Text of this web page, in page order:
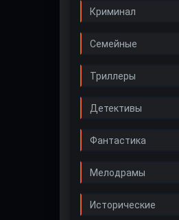
Криминал
Семейные
Триллеры
Детективы
Фантастика
Мелодрамы
Исторические